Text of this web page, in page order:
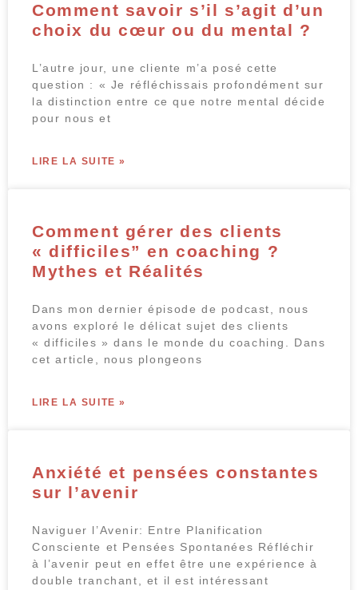
Comment savoir s’il s’agit d’un
choix du cœur ou du mental ?
L’autre jour, une cliente m’a posé cette
question : « Je réfléchissais profondément sur
la distinction entre ce que notre mental décide
pour nous et
LIRE LA SUITE »
Comment gérer des clients
« difficiles” en coaching ?
Mythes et Réalités
Dans mon dernier épisode de podcast, nous
avons exploré le délicat sujet des clients
« difficiles » dans le monde du coaching. Dans
cet article, nous plongeons
LIRE LA SUITE »
Anxiété et pensées constantes
sur l’avenir
Naviguer l’Avenir: Entre Planification
Consciente et Pensées Spontanées Réfléchir
à l’avenir peut en effet être une expérience à
double tranchant, et il est intéressant